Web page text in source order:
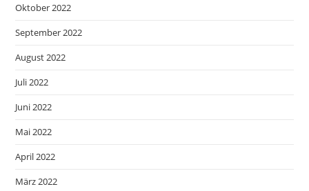
Oktober 2022
September 2022
August 2022
Juli 2022
Juni 2022
Mai 2022
April 2022
März 2022